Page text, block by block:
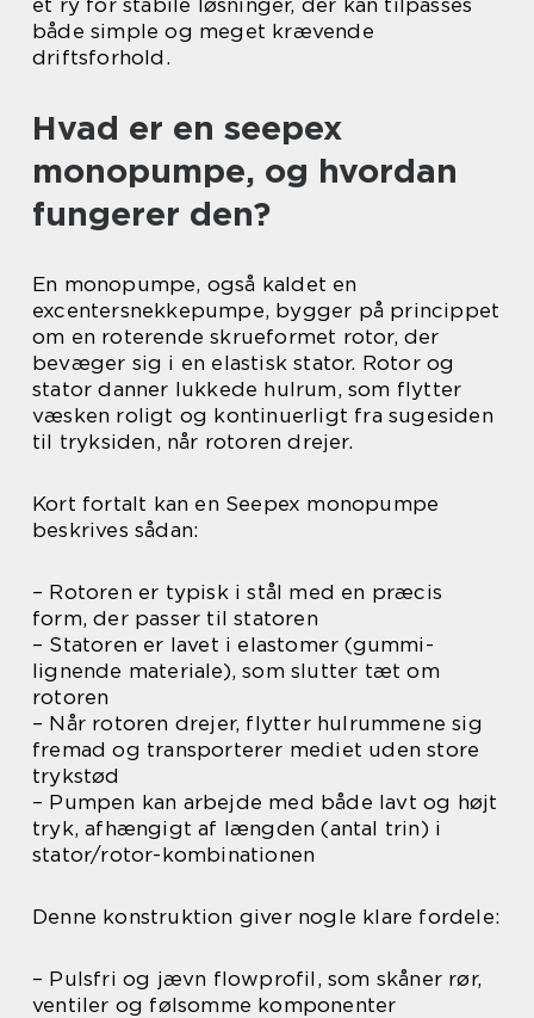
et ry for stabile løsninger, der kan tilpasses
både simple og meget krævende
driftsforhold.
Hvad er en seepex
monopumpe, og hvordan
fungerer den?
En monopumpe, også kaldet en
excentersnekkepumpe, bygger på princippet
om en roterende skrueformet rotor, der
bevæger sig i en elastisk stator. Rotor og
stator danner lukkede hulrum, som flytter
væsken roligt og kontinuerligt fra sugesiden
til tryksiden, når rotoren drejer.
Kort fortalt kan en Seepex monopumpe
beskrives sådan:
– Rotoren er typisk i stål med en præcis
form, der passer til statoren
– Statoren er lavet i elastomer (gummi-
lignende materiale), som slutter tæt om
rotoren
– Når rotoren drejer, flytter hulrummene sig
fremad og transporterer mediet uden store
trykstød
– Pumpen kan arbejde med både lavt og højt
tryk, afhængigt af længden (antal trin) i
stator/rotor-kombinationen
Denne konstruktion giver nogle klare fordele:
– Pulsfri og jævn flowprofil, som skåner rør,
ventiler og følsomme komponenter